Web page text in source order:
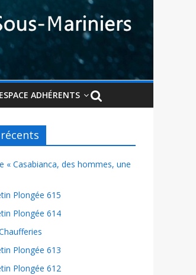
ESPACE ADHÉRENTS
« Casabianca, des hommes, une
Plongée 615
Plongée 614
Plongée 613
Plongée 612